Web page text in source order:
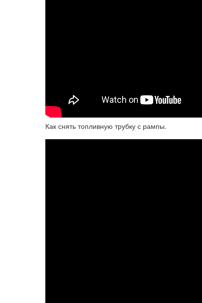
Как снять топливную трубку с рампы.